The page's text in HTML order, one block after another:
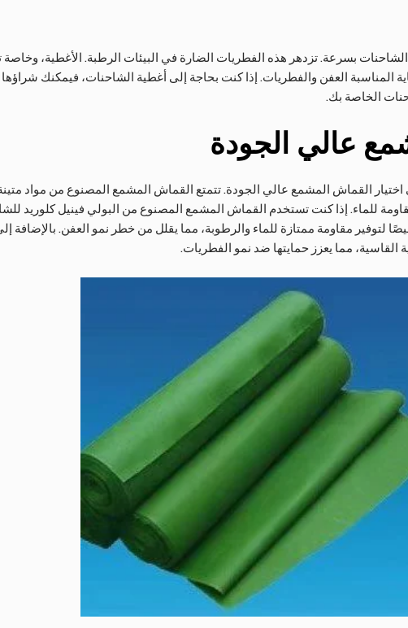
بسرعة. تزدهر هذه الفطريات الضارة في البيئات الرطبة. الأغطية، وخاصة
الخاصة بك.
عالي الجودة
القماش المشمع عالي الجودة. تتمتع القماش المشمع المصنوع من مواد
للماء. إذا كنت تستخدم القماش المشمع المصنوع من البولي فينيل كلوريد
لتوفير مقاومة ممتازة للماء والرطوبة، مما يقلل من خطر نمو العفن. بالإضافة
مما يعزز حمايتها ضد نمو الفطريات.